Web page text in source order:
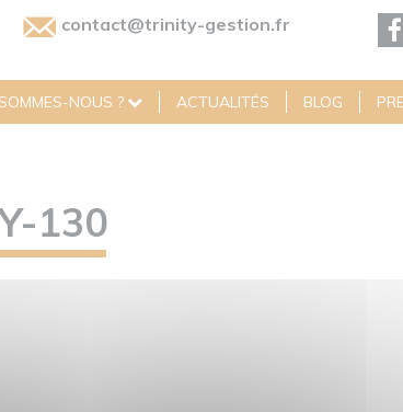
contact@trinity-gestion.fr
NOUS ? ACTUALITÉS BLOG
130